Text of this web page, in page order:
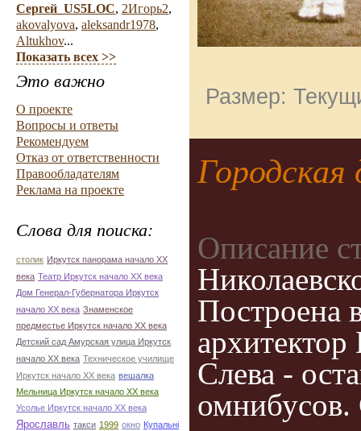
Сергей_US5LOC, 2Игорь2,
akovalyova, aleksandr1978,
Altukhov...
Показать всех >>
Это важно
О проекте
Вопросы и ответы
Рекомендуем
Отказ от ответственности
Правообладателям
Реклама на проекте
Слова для поиска:
столик Иркутск панорама начало ХХ
века Театр Иркутск начало ХХ века
Дом Генерал-Губернатора Иркутск
начало ХХ века Знаменское
предместье Иркутск начало ХХ века
Детский сад Амурская улица Иркутск
начало ХХ века Техническое училище
Иркутск начало ХХ века вешалка
Мельница Иркутск начало ХХ века
Усолье Иркутск начало ХХ века
Ярославль такси 1999 окно Купальні
Размер:
Городская
Описание
Построена
Слева -
омнибусов.